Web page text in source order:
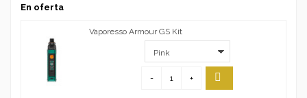
En oferta
Vaporesso Armour GS Kit
- +